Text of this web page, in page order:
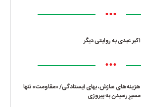
•••
اکبر عبدی به روایتی دیگر
•••
هزینه‌های سازش، بهای ایستادگی/ «مقاومت» تنها
مسیرِ رسیدن به پیروزی